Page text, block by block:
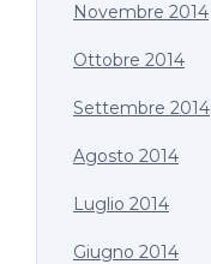
Novembre 2014
Ottobre 2014
Settembre 2014
Agosto 2014
Luglio 2014
Giugno 2014